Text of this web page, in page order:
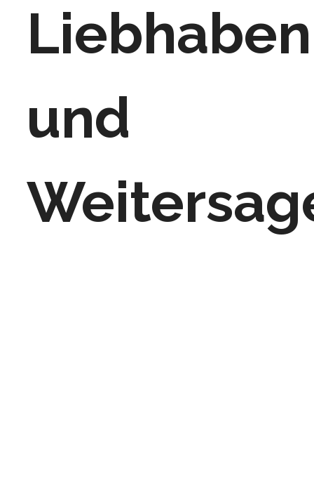
Liebhaben
und